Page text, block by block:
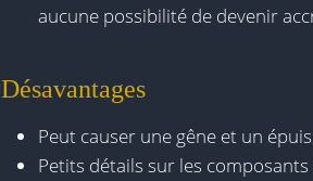
aucune possibilité de devenir
Désavantages
Peut causer une gêne et un
Petits détails sur les